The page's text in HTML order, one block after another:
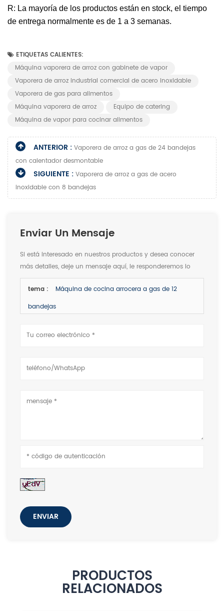
R: La mayoría de los productos están en stock, el tiempo
de entrega normalmente es de 1 a 3 semanas.
ETIQUETAS CALIENTES:
Máquina vaporera de arroz con gabinete de vapor
Vaporera de arroz industrial comercial de acero inoxidable
Vaporera de gas para alimentos
Máquina vaporera de arroz
Equipo de catering
Máquina de vapor para cocinar alimentos
ANTERIOR : Vaporera de arroz a gas de 24 bandejas
con calentador desmontable
SIGUIENTE : Vaporera de arroz a gas de acero
inoxidable con 8 bandejas
Enviar Un Mensaje
Si está interesado en nuestros productos y desea conocer
más detalles, deje un mensaje aquí, le responderemos lo
antes posible.
tema :
Máquina de cocina arrocera a gas de 12
bandejas
ENVIAR
PRODUCTOS
RELACIONADOS